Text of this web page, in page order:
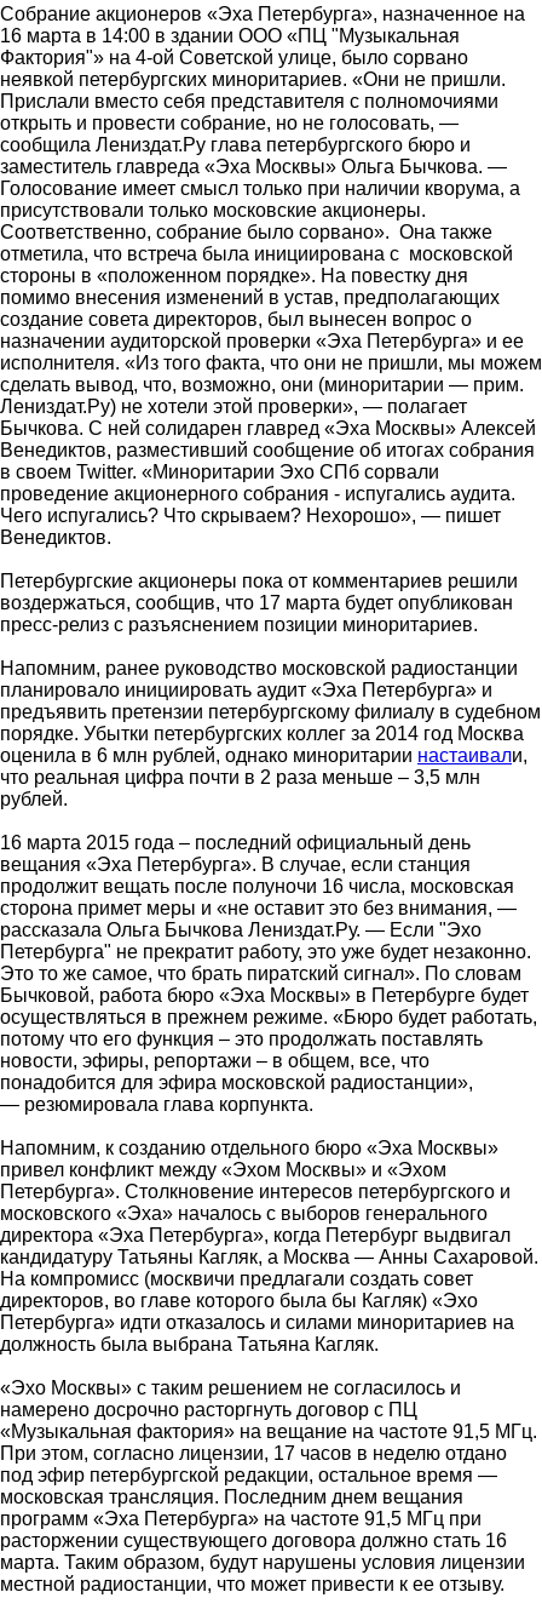
Собрание акционеров «Эха Петербурга», назначенное на
16 марта в 14:00 в здании ООО «ПЦ "Музыкальная
Фактория"» на 4-ой Советской улице, было сорвано
неявкой петербургских миноритариев. «Они не пришли.
Прислали вместо себя представителя с полномочиями
открыть и провести собрание, но не голосовать, ―
сообщила Лениздат.Ру глава петербургского бюро и
заместитель главреда «Эха Москвы» Ольга Бычкова. ―
Голосование имеет смысл только при наличии кворума, а
присутствовали только московские акционеры.
Соответственно, собрание было сорвано». Она также
отметила, что встреча была инициирована с московской
стороны в «положенном порядке». На повестку дня
помимо внесения изменений в устав, предполагающих
создание совета директоров, был вынесен вопрос о
назначении аудиторской проверки «Эха Петербурга» и ее
исполнителя. «Из того факта, что они не пришли, мы можем
сделать вывод, что, возможно, они (миноритарии ― прим.
Лениздат.Ру) не хотели этой проверки», ― полагает
Бычкова. С ней солидарен главред «Эха Москвы» Алексей
Венедиктов, разместивший сообщение об итогах собрания
в своем Twitter. «Миноритарии Эхо СПб сорвали
проведение акционерного собрания - испугались аудита.
Чего испугались? Что скрываем? Нехорошо», ― пишет
Венедиктов.
Петербургские акционеры пока от комментариев решили
воздержаться, сообщив, что 17 марта будет опубликован
пресс-релиз с разъяснением позиции миноритариев.
Напомним, ранее руководство московской радиостанции
планировало инициировать аудит «Эха Петербурга» и
предъявить претензии петербургскому филиалу в судебном
порядке. Убытки петербургских коллег за 2014 год Москва
оценила в 6 млн рублей, однако миноритарии настаивали,
что реальная цифра почти в 2 раза меньше – 3,5 млн
рублей.
16 марта 2015 года – последний официальный день
вещания «Эха Петербурга». В случае, если станция
продолжит вещать после полуночи 16 числа, московская
сторона примет меры и «не оставит это без внимания, ―
рассказала Ольга Бычкова Лениздат.Ру. ― Если "Эхо
Петербурга" не прекратит работу, это уже будет незаконно.
Это то же самое, что брать пиратский сигнал». По словам
Бычковой, работа бюро «Эха Москвы» в Петербурге будет
осуществляться в прежнем режиме. «Бюро будет работать,
потому что его функция – это продолжать поставлять
новости, эфиры, репортажи – в общем, все, что
понадобится для эфира московской радиостанции»,
― резюмировала глава корпункта.
Напомним, к созданию отдельного бюро «Эха Москвы»
привел конфликт между «Эхом Москвы» и «Эхом
Петербурга». Столкновение интересов петербургского и
московского «Эха» началось с выборов генерального
директора «Эха Петербурга», когда Петербург выдвигал
кандидатуру Татьяны Кагляк, а Москва — Анны Сахаровой.
На компромисс (москвичи предлагали создать совет
директоров, во главе которого была бы Кагляк) «Эхо
Петербурга» идти отказалось и силами миноритариев на
должность была выбрана Татьяна Кагляк.
«Эхо Москвы» с таким решением не согласилось и
намерено досрочно расторгнуть договор с ПЦ
«Музыкальная фактория» на вещание на частоте 91,5 МГц.
При этом, согласно лицензии, 17 часов в неделю отдано
под эфир петербургской редакции, остальное время —
московская трансляция. Последним днем вещания
программ «Эха Петербурга» на частоте 91,5 МГц при
расторжении существующего договора должно стать 16
марта. Таким образом, будут нарушены условия лицензии
местной радиостанции, что может привести к ее отзыву.